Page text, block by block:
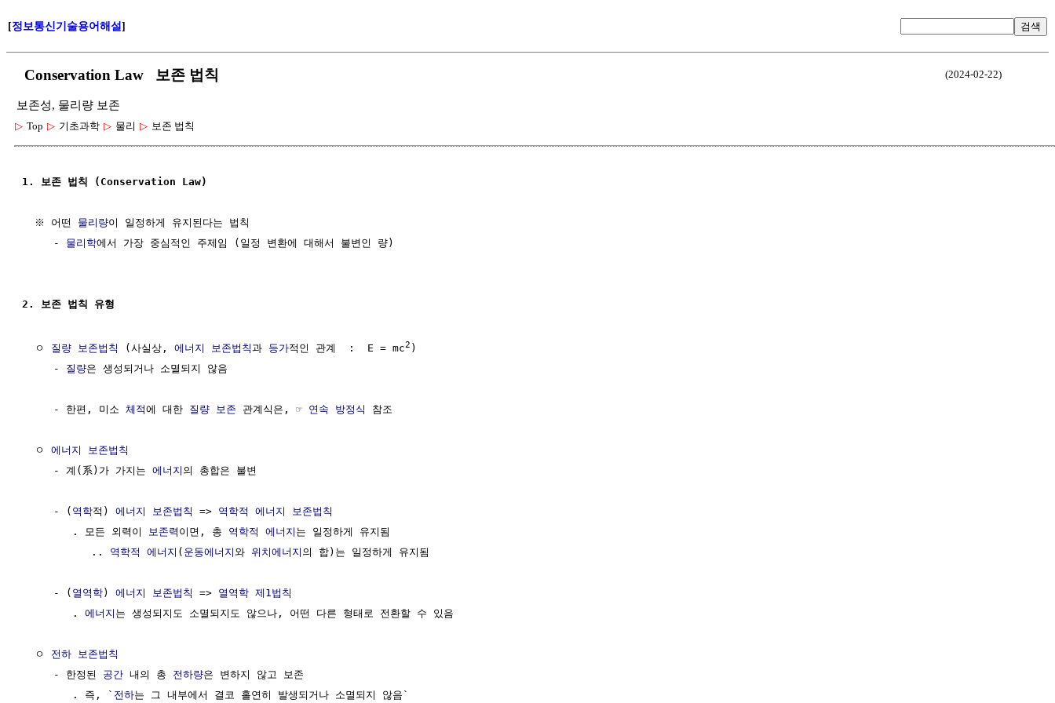
[정보통신기술용어해설] 검색
Conservation Law 보존 법칙 (2024-02-22)
보존성, 물리량 보존
▷ Top ▷ 기초과학 ▷ 물리 ▷ 보존 법칙
1. 보존 법칙 (Conservation Law)
  ※ 어떤
물리량이 일정하게 유지된다는 법칙
     -
물리학에서 가장 중심적인 주제임 (일정 변환에 대해서 불변인 량)
2. 보존 법칙 유형
  ㅇ
질량 보존법칙 (사실상, 에너지 보존법칙과 등가적인 관계  :  E = mc2 )
     -
질량은 생성되거나 소멸되지 않음
     - 한편, 미소
체적에 대한 질량 보존 관계식은, ☞ 연속 방정식 참조
  ㅇ
에너지 보존법칙
     - 계(系)가 가지는
에너지 의 총합은 불변
     - (
역학적) 에너지 보존법칙 => 역학적 에너지 보존법칙
        . 모든 외력이
보존력 이면, 총 역학적 에너지 는 일정하게 유지됨
           ..
역학적 에너지 ( 운동에너지와 위치에너지 의 합)는 일정하게 유지됨
     - (
열역학) 에너지 보존법칙 => 열역학 제1법칙
        .
에너지 는 생성되지도 소멸되지도 않으나, 어떤 다른 형태로 전환할 수 있음
  ㅇ
전하 보존법칙
     - 한정된
공간 내의 총 전하량은 변하지 않고 보존
        . 즉, `
전하는 그 내부에서 결코 홀연히 발생되거나 소멸되지 않음`